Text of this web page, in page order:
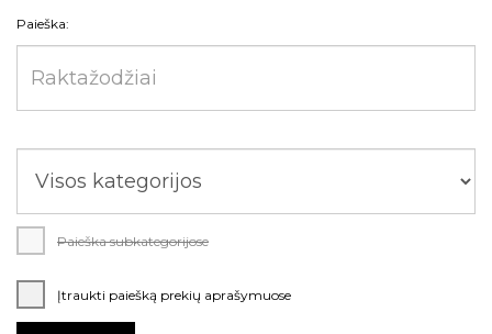
Paieška:
Paieška subkategorijose
Įtraukti paiešką prekių aprašymuose